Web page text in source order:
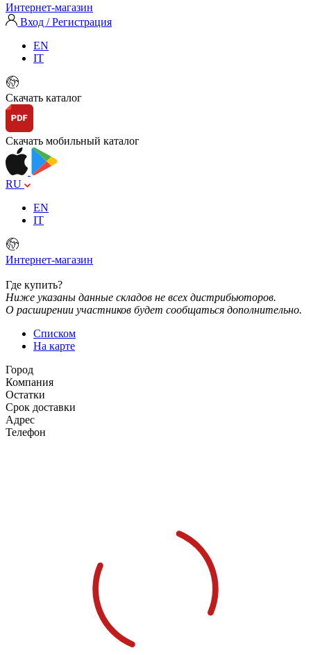
Интернет-магазин
Вход / Регистрация
EN
IT
Скачать каталог
Скачать мобильный каталог
RU
EN
IT
Интернет-магазин
Где купить?
Ниже указаны данные складов не всех дистрибьюторов.
О расширении участников будет сообщаться дополнительно.
Списком
На карте
Город
Компания
Остатки
Срок доставки
Адрес
Телефон